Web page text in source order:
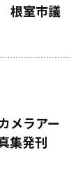
根室市議
メラアー
集発刊